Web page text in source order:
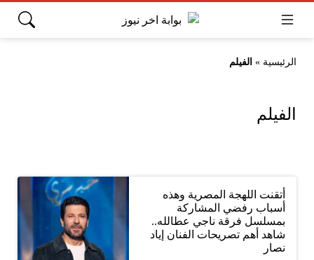
الرئيسية » الفيلم
الفيلم
أتقنت اللهجة المصرية وهذه
أسباب رفضي المشاركة
بمسلسل فرقة ناجي عطالله..
شاهد أهم تصريحات الفنان إياد
نصار